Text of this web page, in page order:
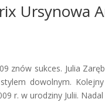
Ursynowa
znów sukces. Julia
dowolnym.
r. w urodziny Julii.